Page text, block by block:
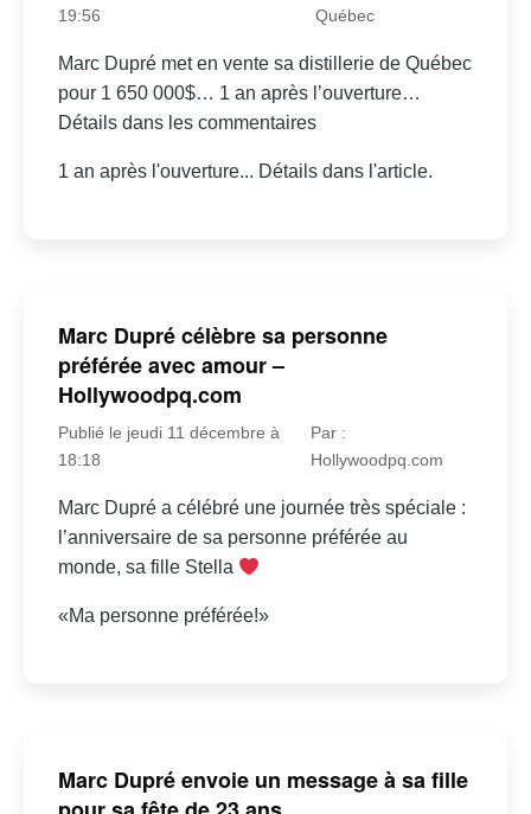
19:56
Québec
Marc Dupré met en vente sa distillerie de Québec
pour 1 650 000$… 1 an après l’ouverture…
Détails dans les commentaires
1 an après l'ouverture... Détails dans l'article.
Marc Dupré célèbre sa personne
préférée avec amour –
Hollywoodpq.com
Publié le jeudi 11 décembre à
18:18
Par :
Hollywoodpq.com
Marc Dupré a célébré une journée très spéciale :
l’anniversaire de sa personne préférée au
monde, sa fille Stella
«Ma personne préférée!»
Marc Dupré envoie un message à sa fille